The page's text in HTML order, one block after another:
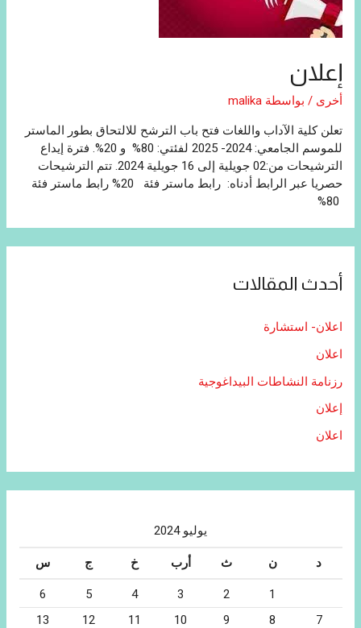
إعلان
أخرى / بواسطة malika
تعلن كلية الآداب واللغات فتح باب الترشح للالتحاق بطور الماستر
للموسم الجامعي: 2024- 2025 لفئتي: 80% و 20%. فترة إيداع
الترشيحات من:02 جويلية إلى 16 جويلية 2024. تتم الترشيحات
حصريا عبر الرابط أدناه: رابط ماستر فئة 20% رابط ماستر فئة
أحدث المقالات
اعلان- استشارة
اعلان
رزنامة النشاطات البيداغوجية
إعلان
اعلان
يوليو 2024
د ن ث أرب خ ج س
1
2
3
4
5
6
7
8
9
10
11
12
13